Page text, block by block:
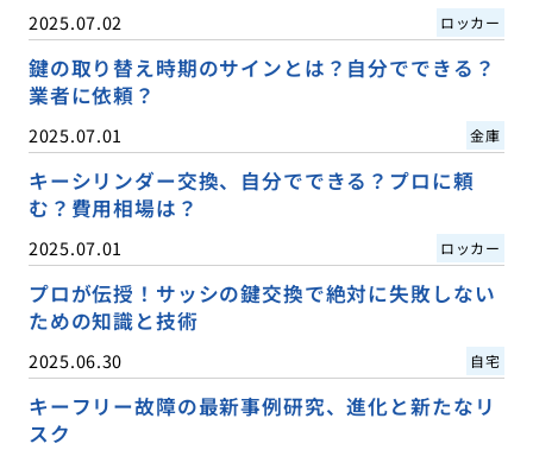
2025.07.02 ロッカー
鍵の取り替え時期のサインとは？自分でできる？
業者に依頼？
2025.07.01 金庫
キーシリンダー交換、自分でできる？プロに頼
む？費用相場は？
2025.07.01 ロッカー
プロが伝授！サッシの鍵交換で絶対に失敗しない
ための知識と技術
2025.06.30 自宅
キーフリー故障の最新事例研究、進化と新たなリ
スク